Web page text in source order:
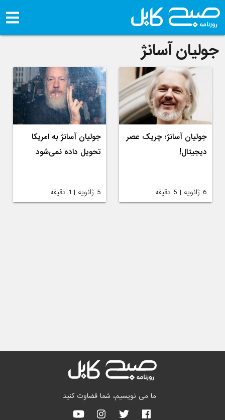
جولیان آسانژ
جولیان آسانژ؛ چریک عصر
دیجیتال!
6 ژانویه | 5 دقیقه
جولیان آسانژ به امریکا
تحویل داده نمی‌شود
5 ژانویه | 1 دقیقه
ما می نویسیم، شما قضاوت کنید